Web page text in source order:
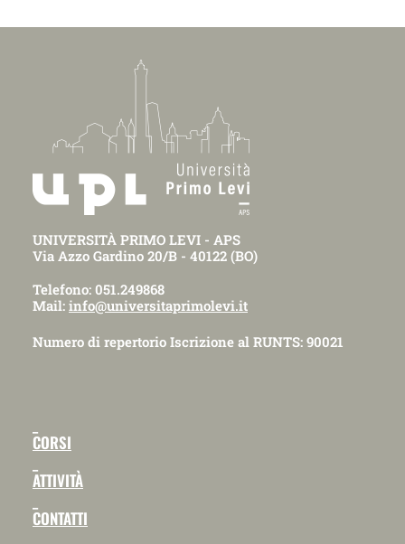
UNIVERSITÀ PRIMO LEVI - APS
Via Azzo Gardino 20/B - 40122 (BO)
Telefono: 051.249868
Mail: info@universitaprimolevi.it
Numero di repertorio Iscrizione al RUNTS: 90021
CORSI
ATTIVITÀ
CONTATTI